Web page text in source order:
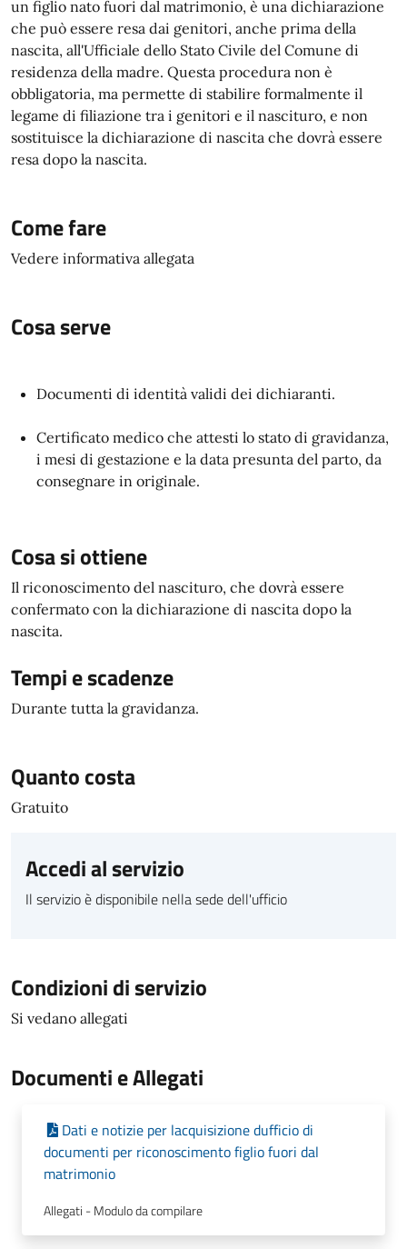
un figlio nato fuori dal matrimonio, è una dichiarazione
che può essere resa dai genitori, anche prima della
nascita, all'Ufficiale dello Stato Civile del Comune di
residenza della madre. Questa procedura non è
obbligatoria, ma permette di stabilire formalmente il
legame di filiazione tra i genitori e il nascituro, e non
sostituisce la dichiarazione di nascita che dovrà essere
resa dopo la nascita.
Come fare
Vedere informativa allegata
Cosa serve
Documenti di identità validi dei dichiaranti.
Certificato medico che attesti lo stato di gravidanza,
i mesi di gestazione e la data presunta del parto, da
consegnare in originale.
Cosa si ottiene
Il riconoscimento del nascituro, che dovrà essere
confermato con la dichiarazione di nascita dopo la
nascita.
Tempi e scadenze
Durante tutta la gravidanza.
Quanto costa
Gratuito
Accedi al servizio
Il servizio è disponibile nella sede dell'ufficio
Condizioni di servizio
Si vedano allegati
Documenti e Allegati
Dati e notizie per lacquisizione dufficio di
documenti per riconoscimento figlio fuori dal
matrimonio
Allegati - Modulo da compilare